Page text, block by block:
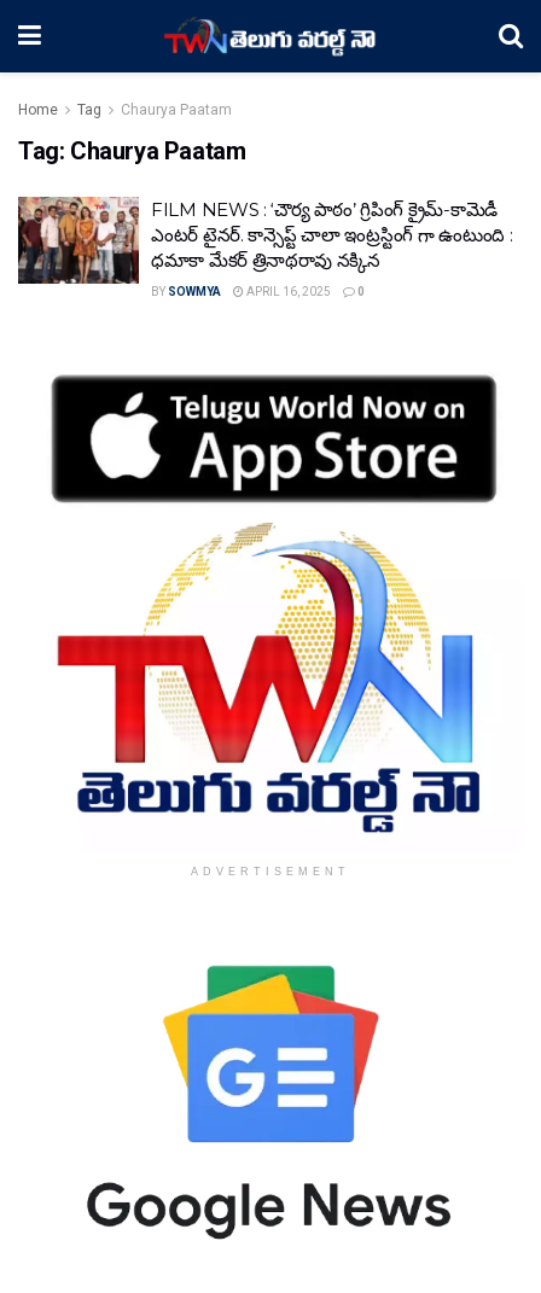
Home Tag Chaurya Paatam
Tag: Chaurya Paatam
FILM NEWS : ‘చౌర్య పాఠం’ గ్రిపింగ్ క్రైమ్-కామెడీ
ఎంటర్ టైనర్. కాన్సెప్ట్ చాలా ఇంట్రస్టింగ్ గా ఉంటుంది :
ధమాకా మేకర్ త్రినాథరావు నక్కిన
BY SOWMYA APRIL 16, 2025 0
ADVERTISEMENT